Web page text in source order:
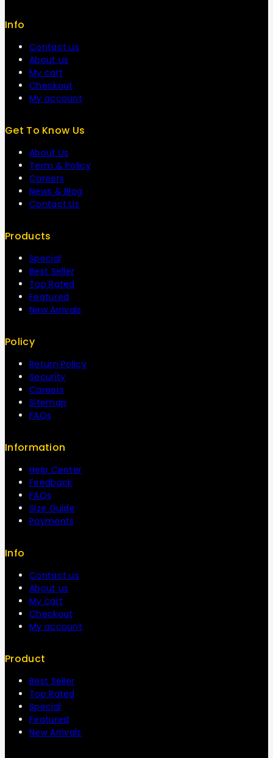
Info
Contact us
About us
My cart
Checkout
My account
Get To Know Us
About Us
Term & Policy
Careers
News & Blog
Contact Us
Products
Special
Best Seller
Top Rated
Featured
New Arrivals
Policy
Return Policy
Security
Careers
Sitemap
FAQs
Information
Help Center
Feedback
FAQs
Size Guide
Payments
Info
Contact us
About us
My cart
Checkout
My account
Product
Best Seller
Top Rated
Special
Featured
New Arrivals